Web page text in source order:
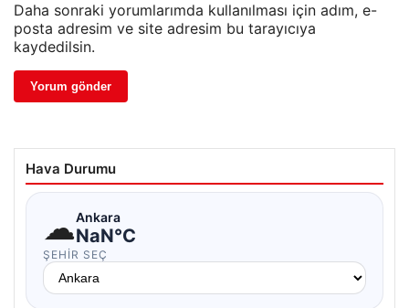
Daha sonraki yorumlarımda kullanılması için adım, e-
posta adresim ve site adresim bu tarayıcıya
kaydedilsin.
Hava Durumu
☁Ankara
NaN°C
ŞEHIR SEÇ